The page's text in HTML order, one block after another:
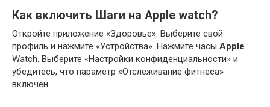
Как включить Шаги на Apple watch?
Откройте приложение «Здоровье». Выберите свой
профиль и нажмите «Устройства». Нажмите часы Apple
Watch. Выберите «Настройки конфиденциальности» и
убедитесь, что параметр «Отслеживание фитнеса»
включен.